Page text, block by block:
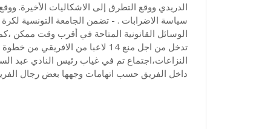
الدريدي ووقع التطرق إلى الاشكاليات الأخيرة.
سياسة الاضرابات . - تضمن الجامعة التونسية لكرة
الوسائل القانونية المتاحة في أقرب وقت ممكن
تدخل من اجل منع 14 لاعبا من
النزاعات،اجتماع تم في غياب رئيس النادي عبد
داخل الفريق حسب اتهامات وجهها بعض رجال